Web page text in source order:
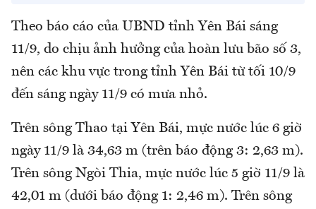
Theo báo cáo của UBND tỉnh Yên Bái sáng
11/9, do chịu ảnh hưởng của hoàn lưu bão số 3,
nên các khu vực trong tỉnh Yên Bái từ tối 10/9
đến sáng ngày 11/9 có mưa nhỏ.
Trên sông Thao tại Yên Bái, mực nước lúc 6 giờ
ngày 11/9 là 34,63 m (trên báo động 3: 2,63 m).
Trên sông Ngòi Thia, mực nước lúc 5 giờ 11/9 là
42,01 m (dưới báo động 1: 2,46 m). Trên sông